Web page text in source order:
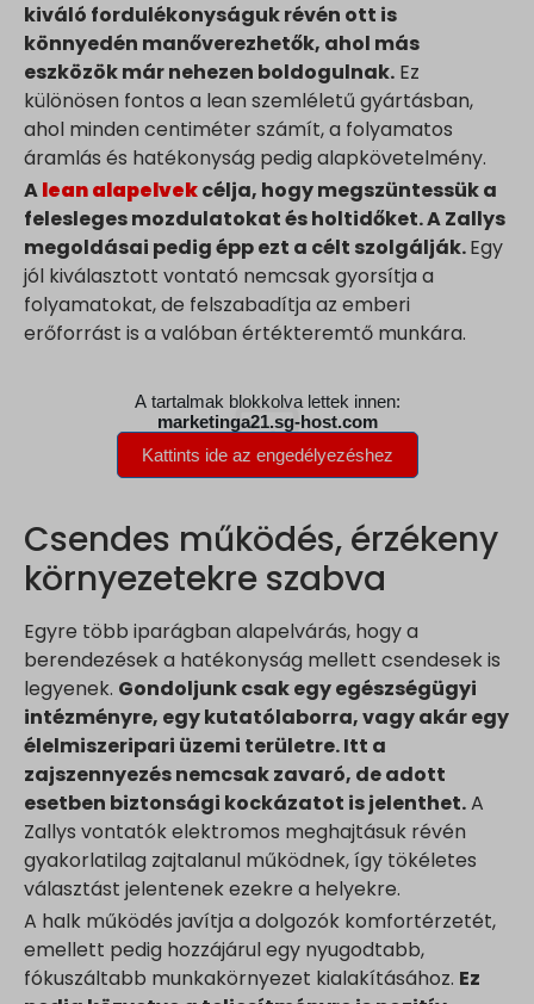
kiváló fordulékonyságuk révén ott is
könnyedén manőverezhetők, ahol más
eszközök már nehezen boldogulnak. Ez
különösen fontos a lean szemléletű gyártásban,
ahol minden centiméter számít, a folyamatos
áramlás és hatékonyság pedig alapkövetelmény.
Alean alapelvekcélja, hogy megszüntessük a
felesleges mozdulatokat és holtidőket. A Zallys
megoldásai pedig épp ezt a célt szolgálják.Egy
jól kiválasztott vontató nemcsak gyorsítja a
folyamatokat, de felszabadítja az emberi
erőforrást is a valóban értékteremtő munkára.
Csendes működés, érzékeny
környezetekre szabva
Egyre több iparágban alapelvárás, hogy a
berendezések a hatékonyság mellett csendesek is
legyenek. Gondoljunk csak egy egészségügyi
intézményre, egy kutatólaborra, vagy akár egy
élelmiszeripari üzemi területre. Itt a
zajszennyezés nemcsak zavaró, de adott
esetben biztonsági kockázatot is jelenthet.A
Zallys vontatók elektromos meghajtásuk révén
gyakorlatilag zajtalanul működnek, így tökéletes
választást jelentenek ezekre a helyekre.
A halk működés javítja a dolgozók komfortérzetét,
emellett pedig hozzájárul egy nyugodtabb,
fókuszáltabb munkakörnyezet kialakításához. Ez